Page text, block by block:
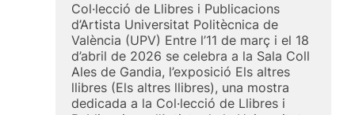
Col·lecció de Llibres i Publicacions
d’Artista Universitat Politècnica de
València (UPV) Entre l’11 de març i el 18
d’abril de 2026 se celebra a la Sala Coll
Ales de Gandia, l’exposició Els altres
llibres (Els altres llibres), una mostra
dedicada a la Col·lecció de Llibres i